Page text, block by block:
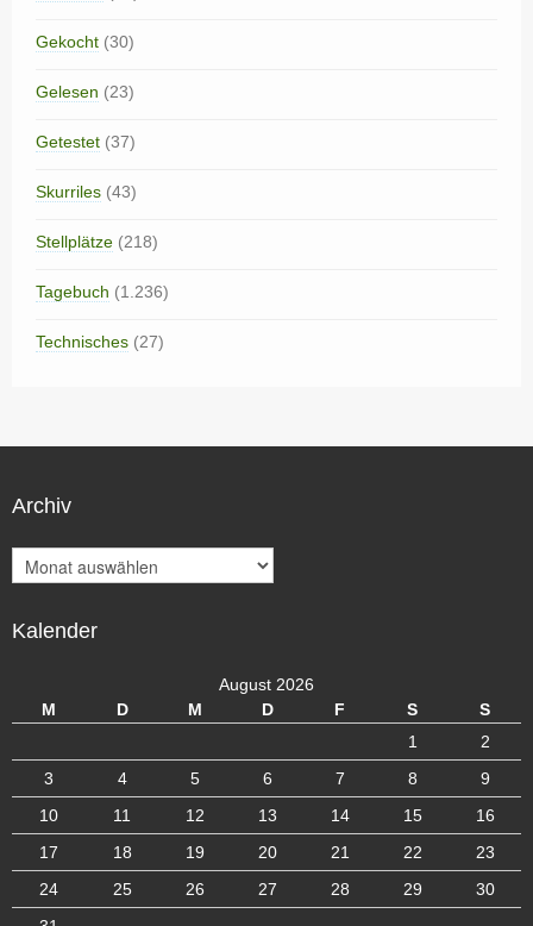
Gekocht (30)
Gelesen (23)
Getestet (37)
Skurriles (43)
Stellplätze (218)
Tagebuch (1.236)
Technisches (27)
Archiv
r
h
Kalender
August 2026
M
D M D F S
S
1
2
3
4 5 6 7 8
9
10
11 12 13 14 15
16
17
18 19 20 21 22
23
24
25 26 27 28 29
30